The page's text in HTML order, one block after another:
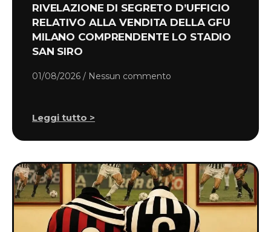
RIVELAZIONE DI SEGRETO D’UFFICIO
RELATIVO ALLA VENDITA DELLA GFU
MILANO COMPRENDENTE LO STADIO
SAN SIRO
01/08/2026 Nessun commento
Leggi tutto >